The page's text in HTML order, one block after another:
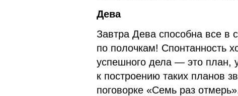
Дева
Завтра Дева способна все в
по полочкам! Спонтанность
успешного дела — это план,
к построению таких планов
поговорке «Семь раз